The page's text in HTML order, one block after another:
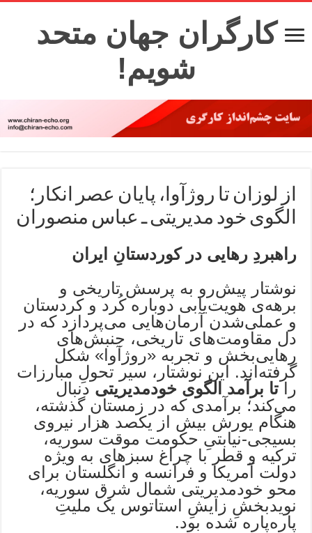
کارگران جهان متحد
شویم!
از لوزان تا روژآوا، پایان عصر انکار؛
الگوی خود مدیریتی ـ عباس منصوران
راهبردِ رهایی در کوردستانِ ایران
نوشتار پیش‌رو به پرسش تاریخی و
برهه‌ی هویت‌یابی دوباره کُرد و کردستان
و عملی‌شدن آرمان‌هایی می‌پردازد که در
دل مقاومت‌های تاریخی، جنبش‌های
رهایی‌بخش و تجربه «روژآوا» شکل
گرفته‌اند. این نوشتار، سیر تحولِ مبارزات
راتا برآمد الگوی خودمدیریتی دنبال
می‌کند؛ برآمدی که در زمستان گذشته،
هنگام یورش بیش از یکصد هزار نیروی
بسیجی-نیابتیِ حکومت موقت سوریه،
ترکیه و قطر با چراغ سبزهای به ویژه
دولت آمریکا و فرانسه و انگلستان برای
محو خودمدیریتی شمال شرق سوریه،
نویدبخشِ زایشِ استاتوس یک ملیتِ
پاره‌پاره شده بود.